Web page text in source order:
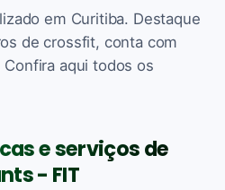
em Curitiba. Destaque
de crossfit, conta com
Confira aqui todos os
e serviços de
- FIT